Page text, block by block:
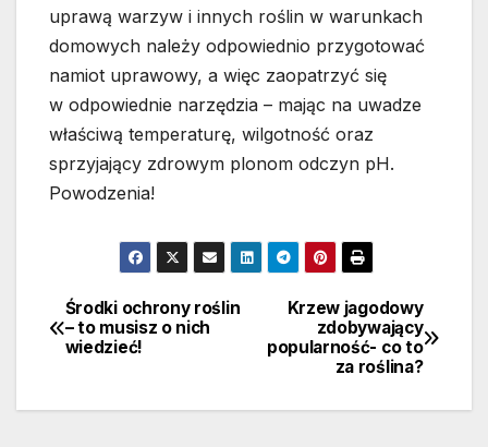
uprawą warzyw i innych roślin w warunkach
domowych należy odpowiednio przygotować
namiot uprawowy, a więc zaopatrzyć się
w odpowiednie narzędzia – mając na uwadze
właściwą temperaturę, wilgotność oraz
sprzyjający zdrowym plonom odczyn pH.
Powodzenia!
Nawigacja
wpisu
Krzew jagodowy
zdobywający
popularność- co to
za roślina?
Środki ochrony roślin
– to musisz o nich
wiedzieć!